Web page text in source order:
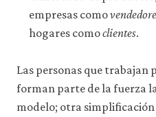
iniciada).
También
utilizar
cookies
que
empresas como
hogares comoclientes.
Las personas que trabajan
forman parte de la fuerza
modelo; otra